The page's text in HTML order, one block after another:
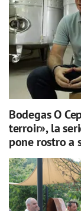
Bodegas O
terroir», la
pone rostro a